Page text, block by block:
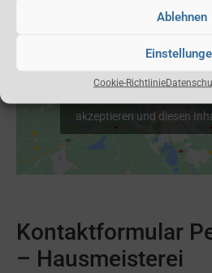
Ablehnen
Cookie-Richtlinie
akzeptieren und diesen
Kontaktformular
– Hausmeisterei